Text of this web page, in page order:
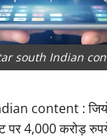
south Indian
content :
पर 4,000 करोड़